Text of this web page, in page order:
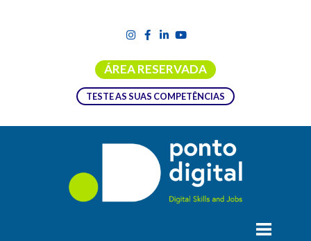
ÁREA RESERVADA
TESTE AS SUAS COMPETÊNCIAS